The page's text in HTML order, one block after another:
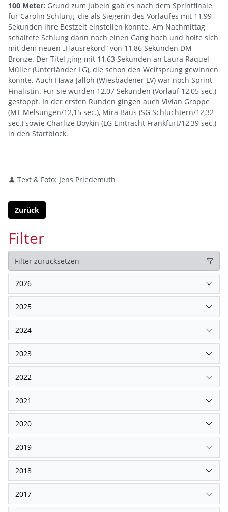
100 Meter: Grund zum Jubeln gab es nach dem Sprintfinale
für Carolin Schlung, die als Siegerin des Vorlaufes mit 11,99
Sekunden ihre Bestzeit einstellen konnte. Am Nachmittag
schaltete Schlung dann noch einen Gang hoch und holte sich
mit dem neuen „Hausrekord“ von 11,86 Sekunden DM-
Bronze. Der Titel ging mit 11,63 Sekunden an Laura Raquel
Müller (Unterländer LG), die schon den Weitsprung gewinnen
konnte. Auch Hawa Jalloh (Wiesbadener LV) war noch Sprint-
Finalistin. Für sie wurden 12,07 Sekunden (Vorlauf 12,05 sec.)
gestoppt. In der ersten Runden gingen auch Vivian Groppe
(MT Melsungen/12,15 sec.), Mira Baus (SG Schlüchtern/12,32
sec.) sowie Charlize Boykin (LG Eintracht Frankfurt/12,39 sec.)
in den Startblock.
Text & Foto: Jens Priedemuth
Zurück
Filter
Filter zurücksetzen
2026
2025
2024
2023
2022
2021
2020
2019
2018
2017